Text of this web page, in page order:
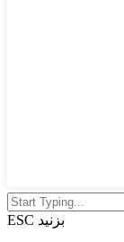
ESC بزنید